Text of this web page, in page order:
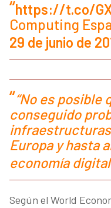
https://t.co/
Computing
29 de junio de
“No es posible
conseguido
Europa y hasta
economía
Según el World